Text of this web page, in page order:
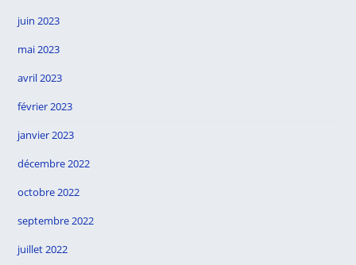
juin 2023
mai 2023
avril 2023
février 2023
janvier 2023
décembre 2022
octobre 2022
septembre 2022
juillet 2022